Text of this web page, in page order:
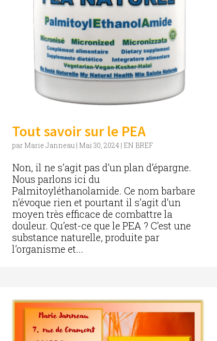
Tout savoir sur le PEA
par Marie Janneau | Mai 30, 2024 | EN BREF
Non, il ne s’agit pas d’un plan d’épargne.
Nous parlons ici du
Palmitoyléthanolamide. Ce nom barbare
n’évoque rien et pourtant il s’agit d’un
moyen très efficace de combattre la
douleur. Qu’est-ce que le PEA ? C’est une
substance naturelle, produite par
l’organisme et...